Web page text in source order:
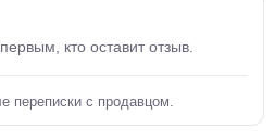
кто оставит отзыв.
переписки с продавцом.